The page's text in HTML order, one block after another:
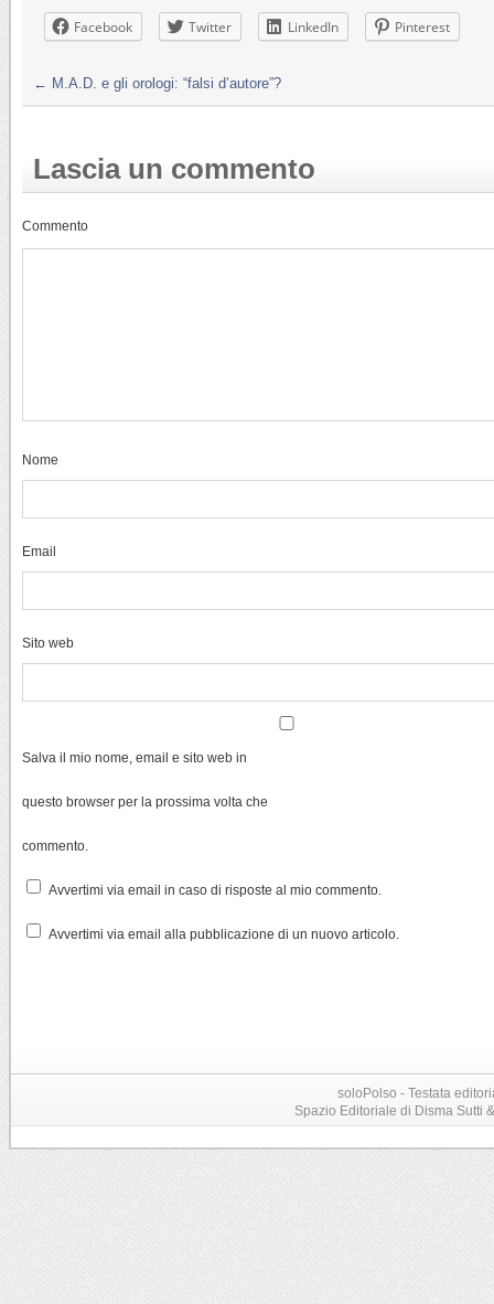
Facebook Twitter LinkedIn Pinterest
← M.A.D. e gli orologi: “falsi d’autore”?
Lascia un commento
Commento
Nome
Email
Sito web
Salva il mio nome, email e sito web in
questo browser per la prossima volta che
commento.
Avvertimi via email in caso di risposte al mio commento.
Avvertimi via email alla pubblicazione di un nuovo articolo.
soloPolso - Testata
Spazio Editoriale di Disma Sutti